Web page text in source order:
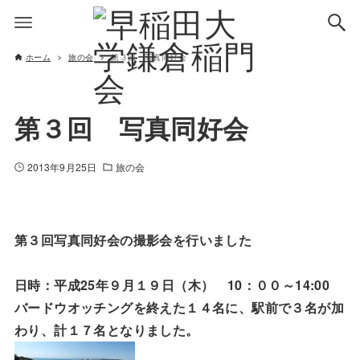
ホーム 旅の会 第３回 写真同好会
第３回 写真同好会
2013年9月25日 旅の会
第３回写真同好会の撮影会を行いました
日時：平成25年９月１９日（木） 10：００～14:00
バードウオッチングを終えた１４名に、駅前で３名が加
わり、計１７名となりました。